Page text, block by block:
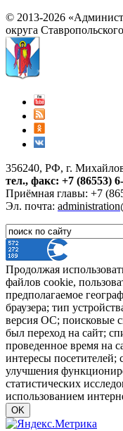
© 2013-2026
округа
356240, РФ, г.
тел., факс: +7 (86553)
Приёмная главы: +7
Эл. почта:
Продолжая
файлов cookie,
предполагаемое
браузера; тип
версия ОС; поисковые
был переход на сайт;
проведенное время на
интересы посетителей;
улучшения
статистических
использованием
OK